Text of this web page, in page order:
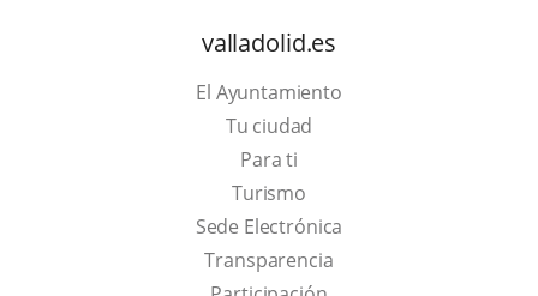
valladolid.es
El Ayuntamiento
Tu ciudad
Para ti
TurismoThis
link
will
Sede Electrónica
Transparencia